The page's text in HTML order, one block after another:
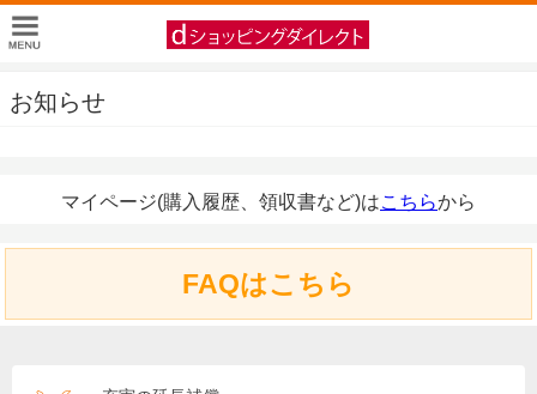
お知らせ
マイページ(購入履歴、領収書など)はこちらから
FAQはこちら